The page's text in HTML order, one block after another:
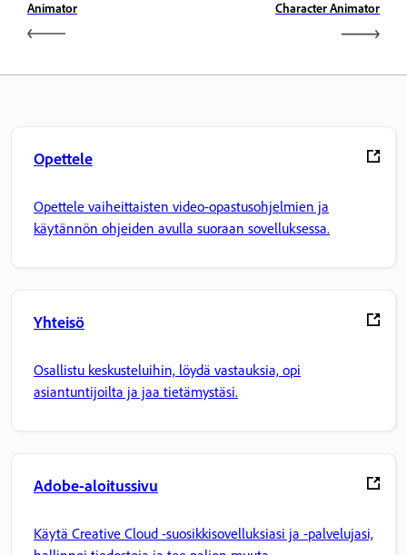
Animator
Character Animator
Opettele
Opettele vaiheittaisten video-opastusohjelmien ja
käytännön ohjeiden avulla suoraan sovelluksessa.
Yhteisö
Osallistu keskusteluihin, löydä vastauksia, opi
asiantuntijoilta ja jaa tietämystäsi.
Adobe-aloitussivu
Käytä Creative Cloud -suosikkisovelluksiasi ja -palvelujasi,